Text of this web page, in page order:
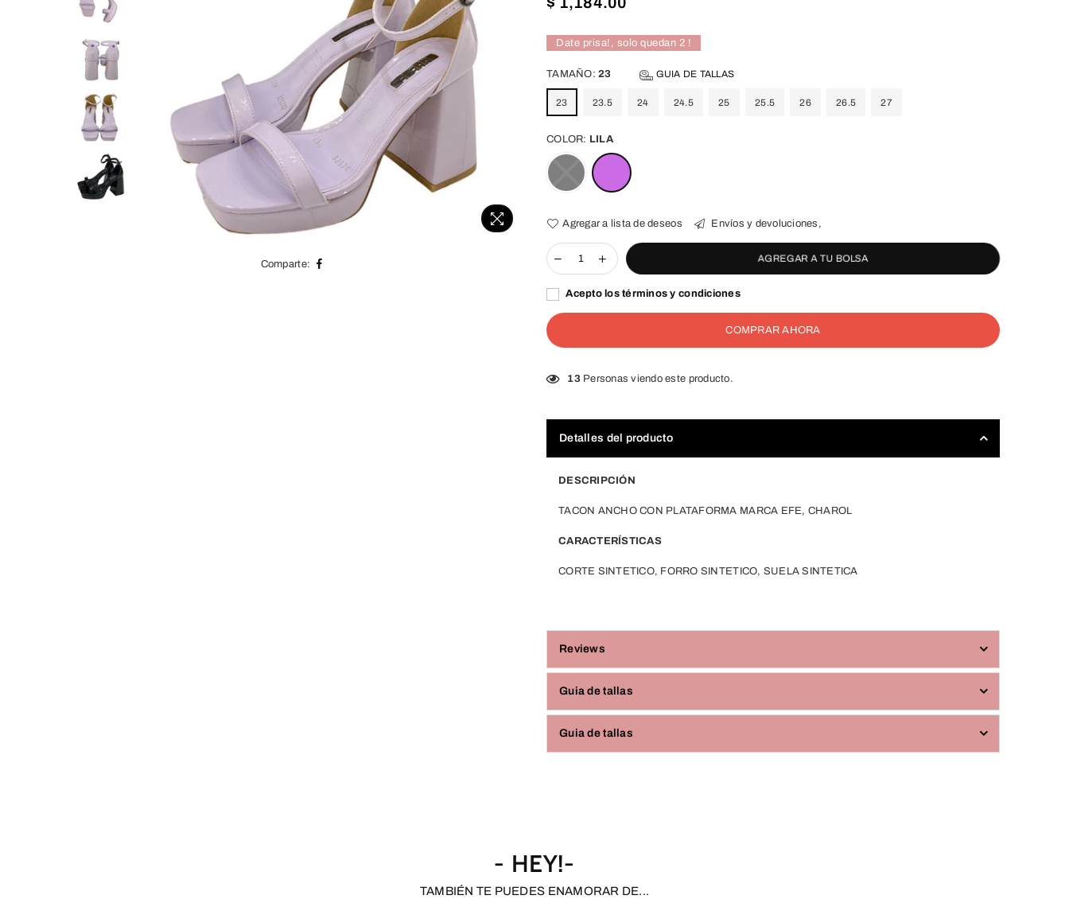
Comparte:
Date prisa!, solo quedan 2 !
TAMAÑO:23 GUIA DE TALLAS
23 23.5 24 24.5 25 25.5 26 26.5 27
COLOR: LILA
Agregar a lista de deseos Envíos y devoluciones,
AGREGAR A TU BOLSA
Acepto los términos y condiciones
COMPRAR AHORA
13Personas viendo este producto.
Detalles del producto
DESCRIPCIÓN
TACON ANCHO CON PLATAFORMA MARCA EFE, CHAROL
CARACTERÍSTICAS
CORTE SINTETICO, FORRO SINTETICO, SUELA SINTETICA
Reviews
Guia de tallas
Guia de tallas
- HEY!-
TAMBIÉN TE PUEDES ENAMORAR DE...